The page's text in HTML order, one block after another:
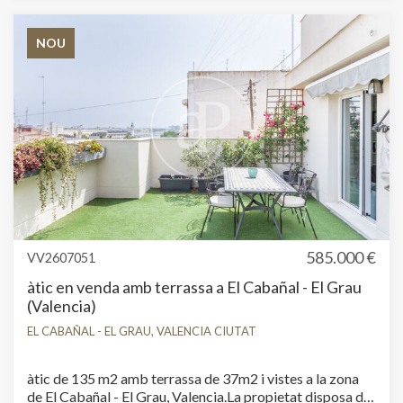
NOU
VV2607051
585.000 €
àtic en venda amb terrassa a El Cabañal - El Grau
(Valencia)
EL CABAÑAL - EL GRAU, VALENCIA CIUTAT
àtic de 135 m2 amb terrassa de 37m2 i vistes a la zona
de El Cabañal - El Grau, Valencia.La propietat disposa de